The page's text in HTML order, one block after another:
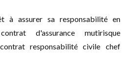
à assurer sa responsabilité en
d'assurance mutirisque
responsabilité civile chef